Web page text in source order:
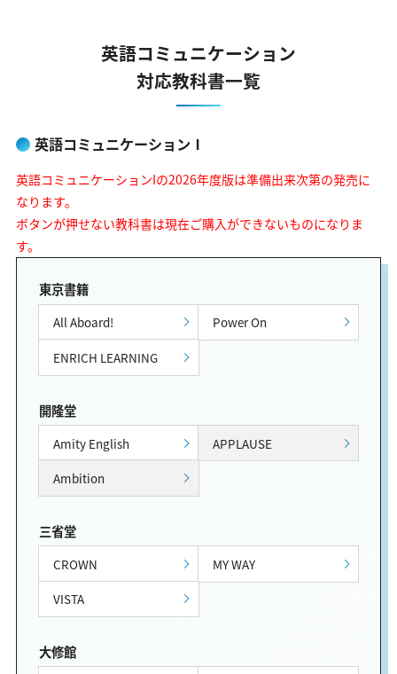
英語コミュニケーション
対応教科書一覧
英語コミュニケーションⅠ
英語コミュニケーションIの2026年度版は準備出来次第の発売に
なります。
ボタンが押せない教科書は現在ご購入ができないものになりま
す。
東京書籍
All Aboard!
Power On
ENRICH LEARNING
開隆堂
Amity English
APPLAUSE
Ambition
三省堂
CROWN
MY WAY
VISTA
大修館